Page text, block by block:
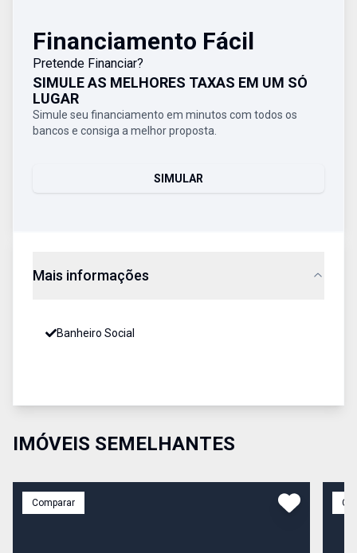
Financiamento Fácil
Pretende Financiar?
SIMULE AS MELHORES TAXAS EM UM SÓ
LUGAR
Simule seu financiamento em minutos com todos os
bancos e consiga a melhor proposta.
SIMULAR
Mais informações
Banheiro Social
IMÓVEIS SEMELHANTES
Comparar